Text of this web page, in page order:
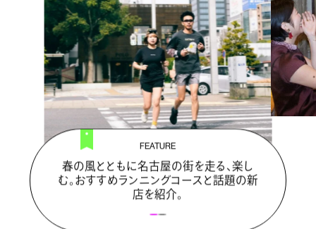
FEATURE
春の風とともに名古屋の街を走る、楽し
む。おすすめランニングコースと話題の新
店を紹介。